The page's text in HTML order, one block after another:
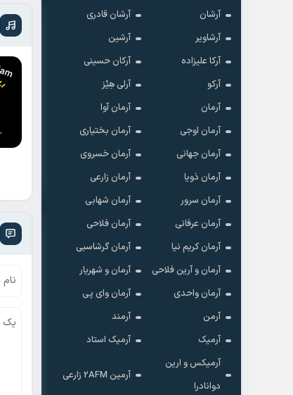
آرشان
آرشان قادری
آرشاویر
آرشین
آرکا علیزاده
آرکان حسینی
آرکو
آرلی هِیْز
آرمان
آرمان آوا
آرمان اوجی
آرمان بختیاری
آرمان جهانی
آرمان خسروی
آرمان ذویا
آرمان زارعی
آرمان سرور
آرمان شهابی
آرمان عرفانی
آرمان فلاحی
آرمان کریم نیا
آرمان گرشاسبی
آرمان و آرین فلاحی
آرمان و شهریار
آرمان واحدی
آرمان وای پی
آرمن
آرمند
آرمیک
آرمیک استاد
آرمیکس و ارین
دوانادرا
آرمین 2AFM زارعی